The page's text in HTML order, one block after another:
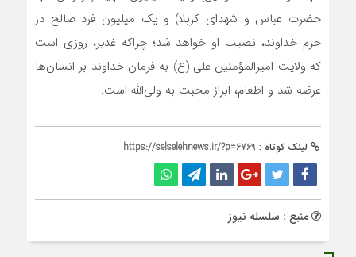
حضرت عباس و شهدای کربلا) و یک میلیون فرد صالح در
حرم خداوند، نصیب او خواهد شد؛ چراکه غدیر، روزی است
که ولایت امیرالمؤمنین علی (ع) به فرمان خداوند بر انسان‌ها
عرضه شد و اطعام، ابراز محبت به ولی‌الله است.
لینک کوتاه : https://selselehnews.ir/?p=6769
منبع : سلسله نیوز